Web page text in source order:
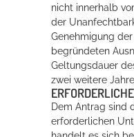
nicht innerhalb
der
Genehmigung
begründeten
Geltungsdauer
zwei weitere
Dem Antrag sind
erforderlichen